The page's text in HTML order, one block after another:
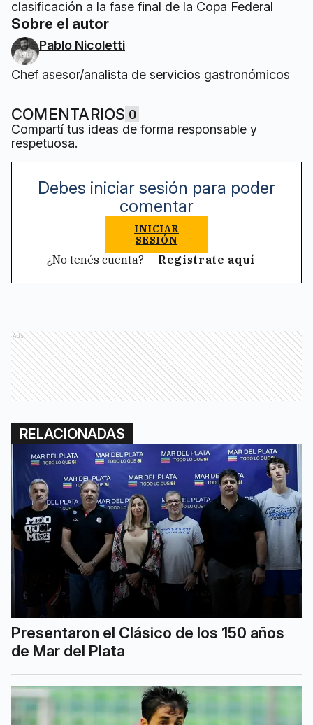
clasificación a la fase final de la Copa Federal
Sobre el autor
Pablo Nicoletti
Chef asesor/analista de servicios gastronómicos
COMENTARIOS 0
Compartí tus ideas de forma responsable y
respetuosa.
Debes iniciar sesión para poder
comentar
INICIAR
SESIÓN
¿No tenés cuenta? Registrate aquí
Ads
RELACIONADAS
Presentaron el Clásico de los 150 años
de Mar del Plata